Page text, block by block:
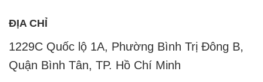
ĐỊA CHỈ
1229C Quốc lộ 1A, Phường Bình Trị Đông B,
Quận Bình Tân, TP. Hồ Chí Minh